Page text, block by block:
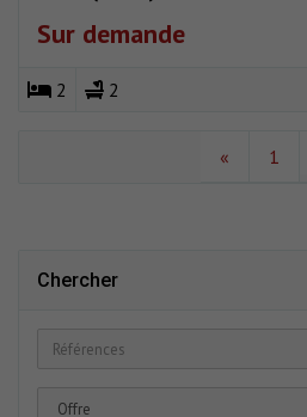
Sur demande
2 2
« 1
Chercher